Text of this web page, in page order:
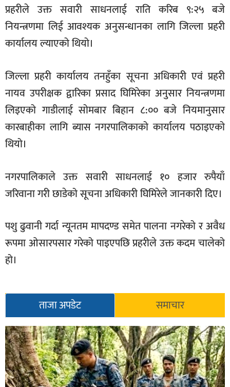
प्रहरीले उक्त सवारी साधनलाई राति करिब ९:२५ बजे
नियन्त्रणमा लिई आवश्यक अनुसन्धानका लागि जिल्ला प्रहरी
कार्यालय ल्याएको थियो।
जिल्ला प्रहरी कार्यालय तनहुँका सूचना अधिकारी एवं प्रहरी
नायव उपरीक्षक द्वारिका प्रसाद घिमिरेका अनुसार नियन्त्रणमा
लिइएको गाडीलाई सोमबार बिहान ८:०० बजे नियमानुसार
कारबाहीका लागि ब्यास नगरपालिकाको कार्यालय पठाइएको
थियो।
नगरपालिकाले उक्त सवारी साधनलाई १० हजार रुपैयाँ
जरिवाना गरी छाडेको सूचना अधिकारी घिमिरेले जानकारी दिए।
पशु ढुवानी गर्दा न्यूनतम मापदण्ड समेत पालना नगरेको र अवैध
रूपमा ओसारपसार गरेको पाइएपछि प्रहरीले उक्त कदम चालेको
हो।
ताजा अपडेट समाचार